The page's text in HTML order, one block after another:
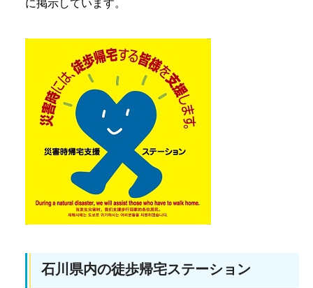
に掲示しています。
石川県内の徒歩帰宅ステーション